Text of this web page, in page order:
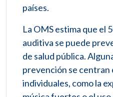
países.
La OMS estima que el
auditiva se puede
de salud pública.
prevención se centran
individuales, como la